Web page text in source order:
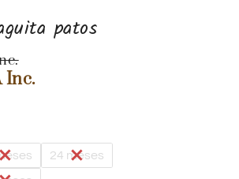
patos
Inc.
24 meses